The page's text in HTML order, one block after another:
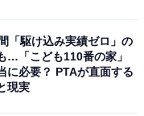
「駆け込み実績ゼロ」の
…「こども110番の家」
に必要？ PTAが直面する
現実